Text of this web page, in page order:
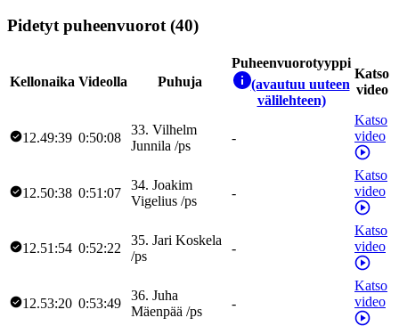
Pidetyt puheenvuorot (40)
Kellonaika Videolla Puhuja
Puheenvuorotyyppi
(avautuu uuteen
välilehteen)
Katso
video
12.49:39 0:50:08
33. Vilhelm
Junnila /ps
-
Katso
video
12.50:38 0:51:07
34. Joakim
Vigelius /ps
-
Katso
video
12.51:54 0:52:22
35. Jari Koskela
/ps
-
Katso
video
12.53:20 0:53:49
36. Juha
Mäenpää /ps
-
Katso
video